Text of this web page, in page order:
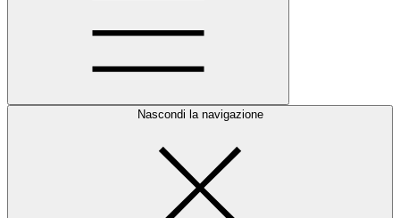
Nascondi la navigazione